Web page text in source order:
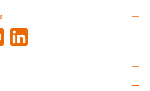
LinkedIn